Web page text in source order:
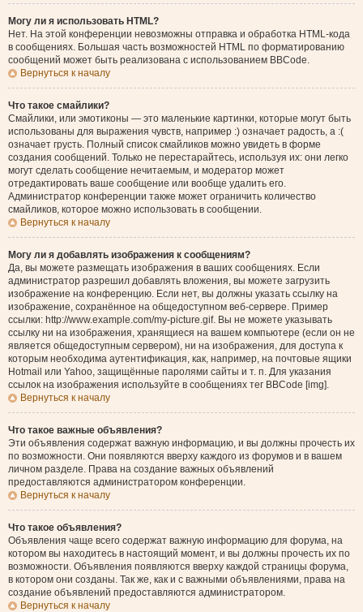
Могу ли я использовать HTML?
Нет. На этой конференции невозможны отправка и обработка HTML-кода
в сообщениях. Большая часть возможностей HTML по форматированию
сообщений может быть реализована с использованием BBCode.
Вернуться к началу
Что такое смайлики?
Смайлики, или эмотиконы — это маленькие картинки, которые могут быть
использованы для выражения чувств, например :) означает радость, а :(
означает грусть. Полный список смайликов можно увидеть в форме
создания сообщений. Только не перестарайтесь, используя их: они легко
могут сделать сообщение нечитаемым, и модератор может
отредактировать ваше сообщение или вообще удалить его.
Администратор конференции также может ограничить количество
смайликов, которое можно использовать в сообщении.
Вернуться к началу
Могу ли я добавлять изображения к сообщениям?
Да, вы можете размещать изображения в ваших сообщениях. Если
администратор разрешил добавлять вложения, вы можете загрузить
изображение на конференцию. Если нет, вы должны указать ссылку на
изображение, сохранённое на общедоступном веб-сервере. Пример
ссылки: http://www.example.com/my-picture.gif. Вы не можете указывать
ссылку ни на изображения, хранящиеся на вашем компьютере (если он не
является общедоступным сервером), ни на изображения, для доступа к
которым необходима аутентификация, как, например, на почтовые ящики
Hotmail или Yahoo, защищённые паролями сайты и т. п. Для указания
ссылок на изображения используйте в сообщениях тег BBCode [img].
Вернуться к началу
Что такое важные объявления?
Эти объявления содержат важную информацию, и вы должны прочесть их
по возможности. Они появляются вверху каждого из форумов и в вашем
личном разделе. Права на создание важных объявлений
предоставляются администратором конференции.
Вернуться к началу
Что такое объявления?
Объявления чаще всего содержат важную информацию для форума, на
котором вы находитесь в настоящий момент, и вы должны прочесть их по
возможности. Объявления появляются вверху каждой страницы форума,
в котором они созданы. Так же, как и с важными объявлениями, права на
создание объявлений предоставляются администратором.
Вернуться к началу